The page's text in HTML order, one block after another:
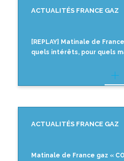
ACTUALITÉS FRANCE GAZ
[REPLAY] Matinale de
quels intérêts, pour quels
ACTUALITÉS FRANCE GAZ
Matinale de France gaz «